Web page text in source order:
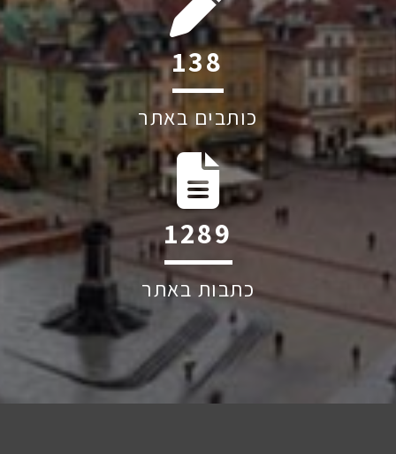
239
כותבים באתר
2220
כתבות באתר